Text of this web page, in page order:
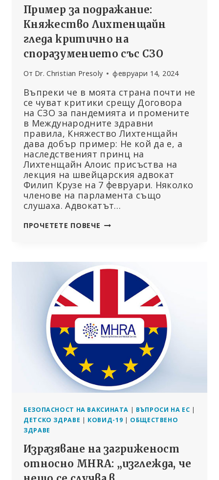
Пример за подражание:
Княжество Лихтенщайн
гледа критично на
споразумението със СЗО
От Dr. Christian Presoly февруари 14, 2024
Въпреки че в моята страна почти не
се чуват критики срещу Договора
на СЗО за пандемията и промените
в Международните здравни
правила, Княжество Лихтенщайн
дава добър пример: Не кой да е, а
наследственият принц на
Лихтенщайн Алоис присъства на
лекция на швейцарския адвокат
Филип Крузе на 7 февруари. Няколко
членове на парламента също
слушаха. Адвокатът…
ПРОЧЕТЕТЕ ПОВЕЧЕ ПРИМЕР
СПОРАЗУМЕНИЕТО
СЪС
СЗО
БЕЗОПАСНОСТ НА ВАКСИНАТА | ВЪПРОСИ НА ЕС |
ДЕТСКО ЗДРАВЕ | КОВИД-19 | ОБЩЕСТВЕНО
ЗДРАВЕ
Изразяване на загриженост
относно MHRA: „изглежда, че